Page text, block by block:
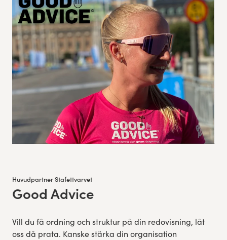
Huvudpartner Stafettvarvet
:Good Advice
Vill du få ordning och struktur på din redovisning, låt
oss då prata. Kanske stärka din organisation